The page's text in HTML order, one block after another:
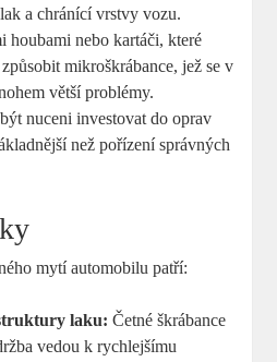
a chránící vrstvy vozu.
houbami nebo kartáči, které
mikroškrábance, jež se v
větší problémy.
nuceni investovat do oprav
než pořízení správných
mytí automobilu patří:
laku: Četné škrábance
vedou k rychlejšímu